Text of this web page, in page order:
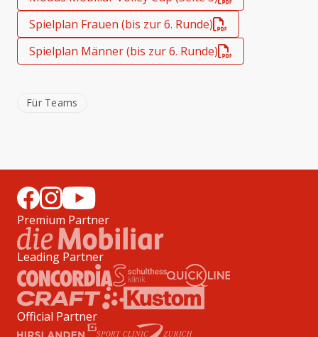
Spielplan Frauen (bis zur 6. Runde)
Spielplan Männer (bis zur 6. Runde)
Für Teams
Premium Partner
Leading Partner
Official Partner